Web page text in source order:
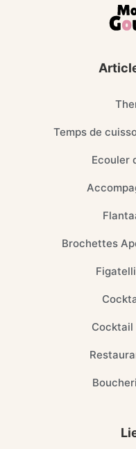
Temps de
Ecouler
Brochettes
Cocktail